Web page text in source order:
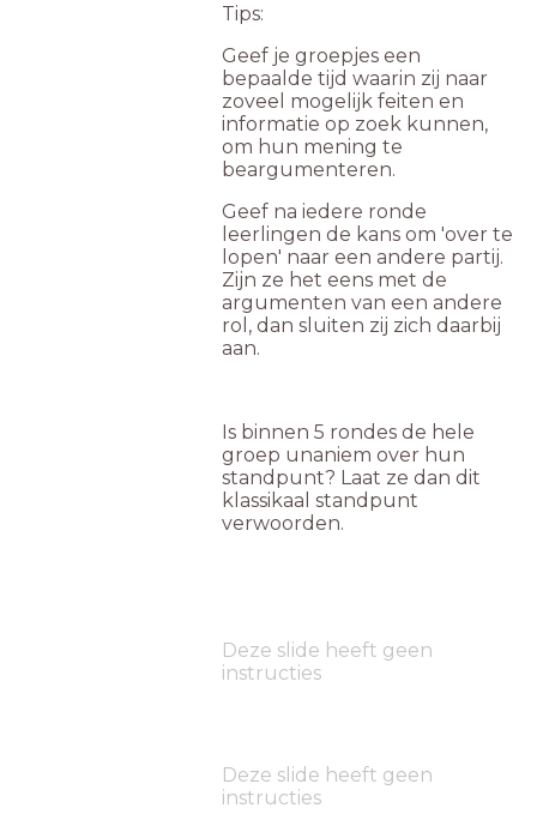
Tips:
Geef je groepjes een
bepaalde tijd waarin zij naar
zoveel mogelijk feiten en
informatie op zoek kunnen,
om hun mening te
beargumenteren.
Geef na iedere ronde
leerlingen de kans om 'over te
lopen' naar een andere partij.
Zijn ze het eens met de
argumenten van een andere
rol, dan sluiten zij zich daarbij
aan.
Is binnen 5 rondes de hele
groep unaniem over hun
standpunt? Laat ze dan dit
klassikaal standpunt
verwoorden.
Deze slide heeft geen
instructies
Deze slide heeft geen
instructies